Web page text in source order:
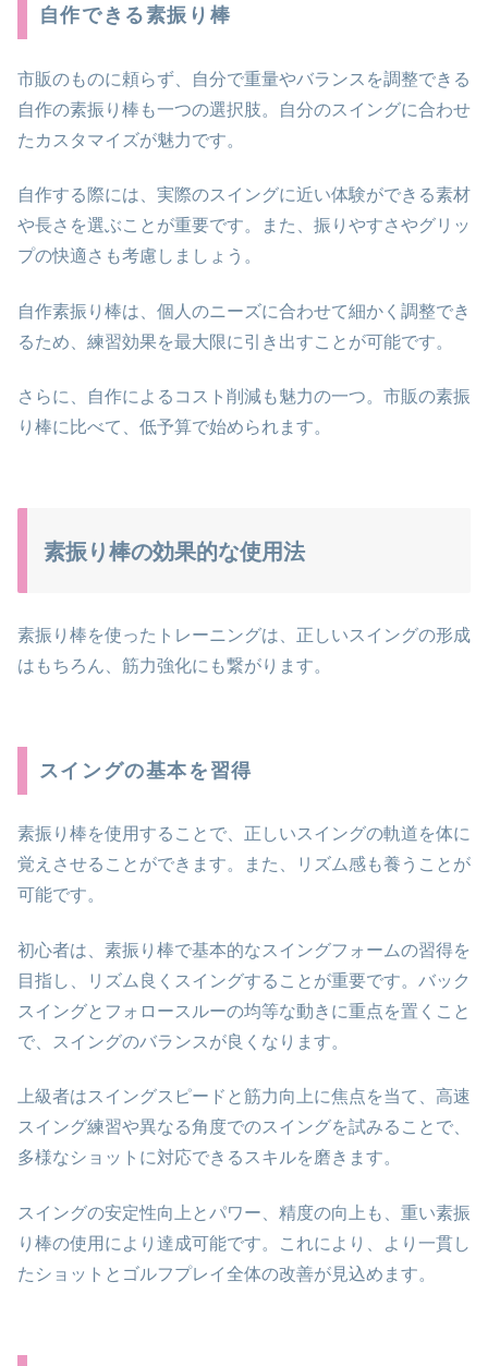
自作できる素振り棒
市販のものに頼らず、自分で重量やバランスを調整できる
自作の素振り棒も一つの選択肢。自分のスイングに合わせ
たカスタマイズが魅力です。
自作する際には、実際のスイングに近い体験ができる素材
や長さを選ぶことが重要です。また、振りやすさやグリッ
プの快適さも考慮しましょう。
自作素振り棒は、個人のニーズに合わせて細かく調整でき
るため、練習効果を最大限に引き出すことが可能です。
さらに、自作によるコスト削減も魅力の一つ。市販の素振
り棒に比べて、低予算で始められます。
素振り棒の効果的な使用法
素振り棒を使ったトレーニングは、正しいスイングの形成
はもちろん、筋力強化にも繋がります。
スイングの基本を習得
素振り棒を使用することで、正しいスイングの軌道を体に
覚えさせることができます。また、リズム感も養うことが
可能です。
初心者は、素振り棒で基本的なスイングフォームの習得を
目指し、リズム良くスイングすることが重要です。バック
スイングとフォロースルーの均等な動きに重点を置くこと
で、スイングのバランスが良くなります。
上級者はスイングスピードと筋力向上に焦点を当て、高速
スイング練習や異なる角度でのスイングを試みることで、
多様なショットに対応できるスキルを磨きます。
スイングの安定性向上とパワー、精度の向上も、重い素振
り棒の使用により達成可能です。これにより、より一貫し
たショットとゴルフプレイ全体の改善が見込めます。